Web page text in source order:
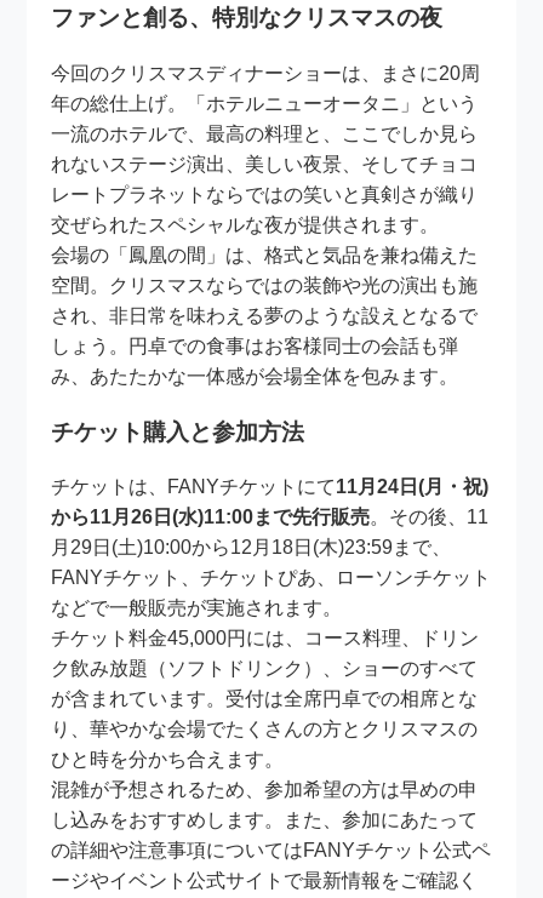
ファンと創る、特別なクリスマスの夜
今回のクリスマスディナーショーは、まさに20周
年の総仕上げ。「ホテルニューオータニ」という
一流のホテルで、最高の料理と、ここでしか見ら
れないステージ演出、美しい夜景、そしてチョコ
レートプラネットならではの笑いと真剣さが織り
交ぜられたスペシャルな夜が提供されます。
会場の「鳳凰の間」は、格式と気品を兼ね備えた
空間。クリスマスならではの装飾や光の演出も施
され、非日常を味わえる夢のような設えとなるで
しょう。円卓での食事はお客様同士の会話も弾
み、あたたかな一体感が会場全体を包みます。
チケット購入と参加方法
チケットは、FANYチケットにて11月24日(月・祝)
から11月26日(水)11:00まで先行販売。その後、11
月29日(土)10:00から12月18日(木)23:59まで、
FANYチケット、チケットぴあ、ローソンチケット
などで一般販売が実施されます。
チケット料金45,000円には、コース料理、ドリン
ク飲み放題（ソフトドリンク）、ショーのすべて
が含まれています。受付は全席円卓での相席とな
り、華やかな会場でたくさんの方とクリスマスの
ひと時を分かち合えます。
混雑が予想されるため、参加希望の方は早めの申
し込みをおすすめします。また、参加にあたって
の詳細や注意事項についてはFANYチケット公式ペ
ージやイベント公式サイトで最新情報をご確認く